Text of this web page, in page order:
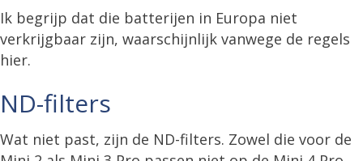
Ik begrijp dat die batterijen in Europa niet
verkrijgbaar zijn, waarschijnlijk vanwege de regels
hier.
ND-filters
Wat niet past, zijn de ND-filters. Zowel die voor de